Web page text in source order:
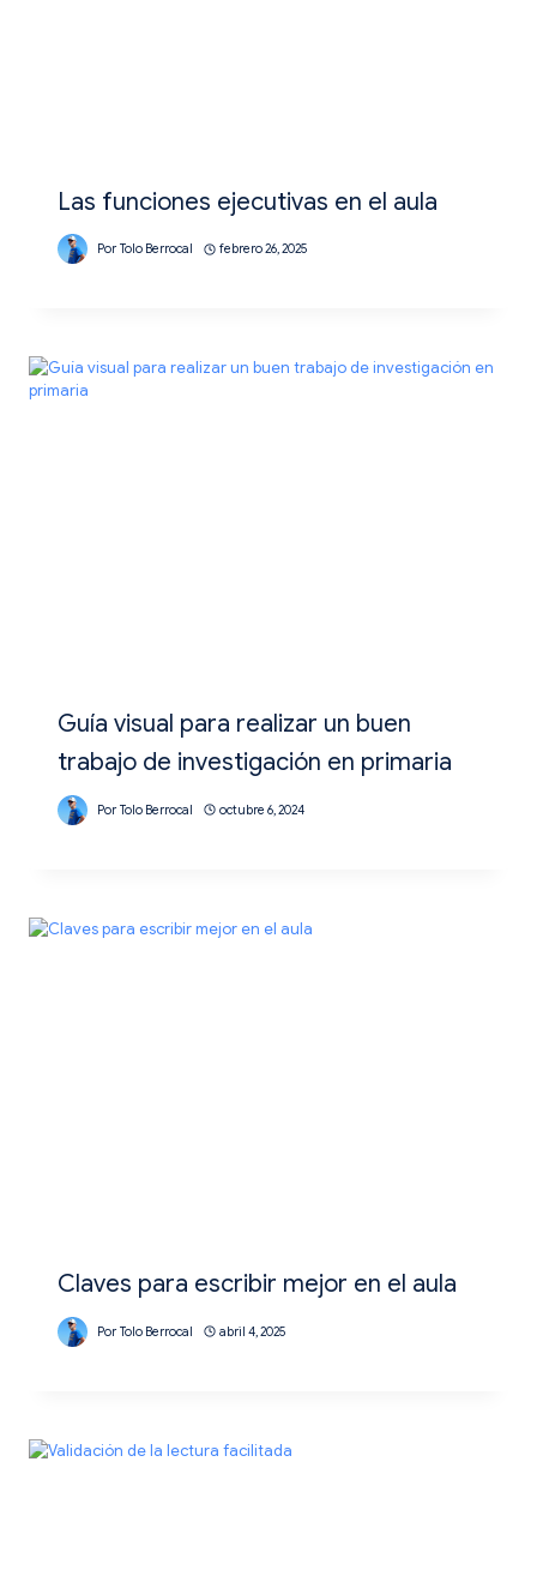
Las funciones ejecutivas en el aula
Por Tolo Berrocal febrero 26, 2025
Guía visual para realizar un buen
trabajo de investigación en primaria
Por Tolo Berrocal octubre 6, 2024
Claves para escribir mejor en el aula
Por Tolo Berrocal abril 4, 2025